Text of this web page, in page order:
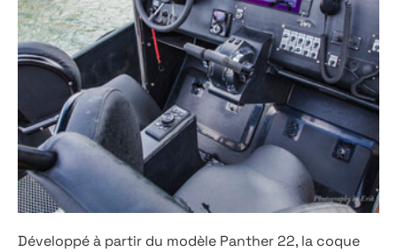
Développé à partir du modèle Panther 22, la coque